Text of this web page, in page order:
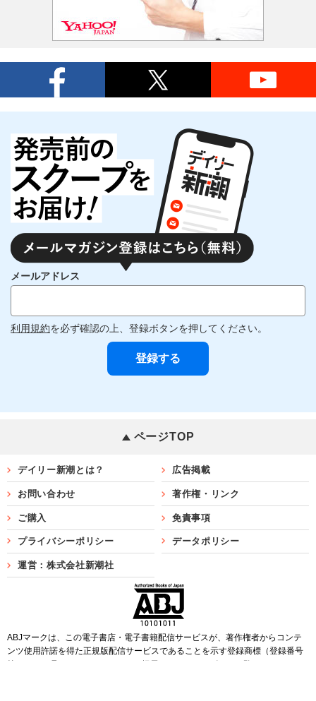
メールアドレス
利用規約を必ず確認の上、登録ボタンを押してください。
ページTOP
デイリー新潮とは？ 広告掲載
お問い合わせ 著作権・リンク
ご購入 免責事項
プライバシーポリシー データポリシー
運営：株式会社新潮社
ABJマークは、この電子書店・電子書籍配信サービスが、著作権者からコンテ
ンツ使用許諾を得た正規版配信サービスであることを示す登録商標（登録番号